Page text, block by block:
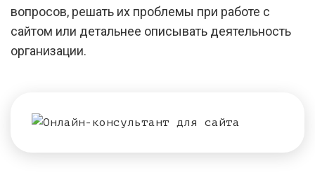
вопросов, решать их проблемы при работе с
сайтом или детальнее описывать деятельность
организации.